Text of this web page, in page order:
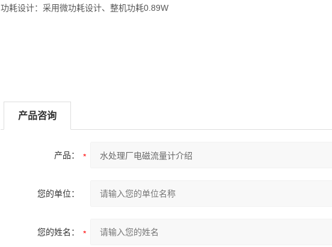
功耗设计：采用微功耗设计、整机功耗0.89W
产品咨询
产品：
您的单位：
您的姓名：